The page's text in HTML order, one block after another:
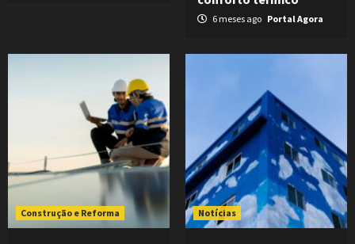
6 meses ago Portal Agora
Construção e Reforma Notícias